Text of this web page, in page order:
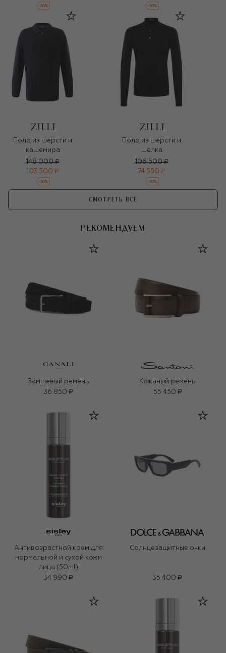
-30% -30%
Поло из шерсти и
кашемира
148 000 ₽
103 500 ₽
-30%
Поло из шерсти и
шелка
106 500 ₽
74 550 ₽
-30%
СМОТРЕТЬ ВСЕ
РЕКОМЕНДУЕМ
Замшевый ремень
36 850 ₽
Кожаный ремень
55 450 ₽
Антивозрастной крем для
нормальной и сухой кожи
лица (50ml)
34 990 ₽
Солнцезащитные очки
35 400 ₽